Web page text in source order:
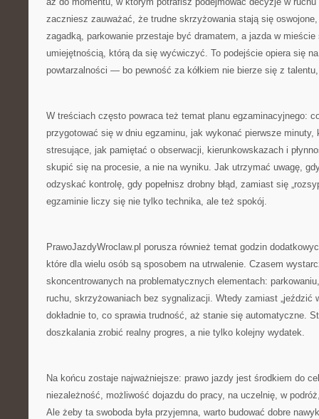
zaczniesz zauważać, że trudne skrzyżowania stają się
zagadką, parkowanie przestaje być dramatem, a jazda w
umiejętnością, którą da się wyćwiczyć. To podejście opiera się
powtarzalności — bo pewność za kółkiem nie bierze się z
W treściach często powraca też temat planu egzaminacyjnego:
przygotować się w dniu egzaminu, jak wykonać pierwsze minuty,
stresujące, jak pamiętać o obserwacji, kierunkowskazach i
skupić się na procesie, a nie na wyniku. Jak utrzymać uwagę,
odzyskać kontrolę, gdy popełnisz drobny błąd, zamiast się
egzaminie liczy się nie tylko technika, ale też spokój.
PrawoJazdyWroclaw.pl porusza również temat godzin
które dla wielu osób są sposobem na utrwalenie. Czasem
skoncentrowanych na problematycznych elementach:
ruchu, skrzyżowaniach bez sygnalizacji. Wtedy zamiast „jeździć
dokładnie to, co sprawia trudność, aż stanie się automatyczne.
doszkalania zrobić realny progres, a nie tylko kolejny wydatek.
Na końcu zostaje najważniejsze: prawo jazdy jest środkiem do
niezależność, możliwość dojazdu do pracy, na uczelnię, w
Ale żeby ta swoboda była przyjemna, warto budować dobre